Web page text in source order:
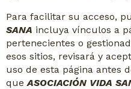
Para facilitar su acceso,
SANA incluya vínculos a
pertenecientes o
esos sitios, revisará y
uso de esta página antes
queASOCIACIÓN VIDA